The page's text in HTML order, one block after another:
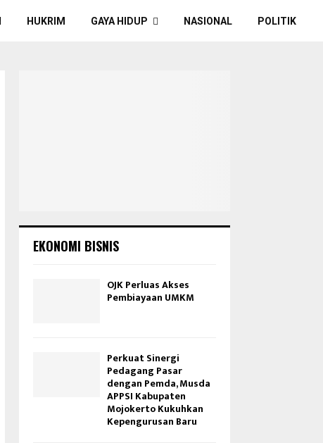
HUKRIM GAYA HIDUP NASIONAL POLITIK
EKONOMI BISNIS
OJK Perluas Akses
Pembiayaan UMKM
Perkuat Sinergi
Pedagang Pasar
dengan Pemda, Musda
APPSI Kabupaten
Mojokerto Kukuhkan
Kepengurusan Baru